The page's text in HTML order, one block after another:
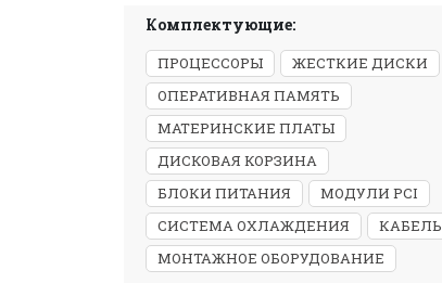
Комплектующие:
ПРОЦЕССОРЫ
ЖЕСТКИЕ ДИСКИ
ОПЕРАТИВНАЯ ПАМЯТЬ
МАТЕРИНСКИЕ ПЛАТЫ
ДИСКОВАЯ КОРЗИНА
БЛОКИ ПИТАНИЯ
МОДУЛИ PCI
СИСТЕМА ОХЛАЖДЕНИЯ
КАБЕЛЬ
МОНТАЖНОЕ ОБОРУДОВАНИЕ